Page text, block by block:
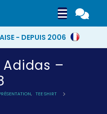
- DEPUIS 2006
–
, TEE SHIRT